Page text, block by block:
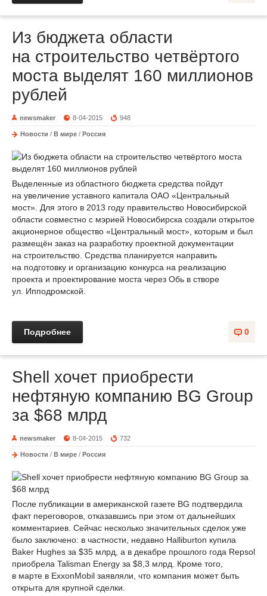
Из бюджета области
на строительство четвёртого
моста выделят 160 миллионов
рублей
newsmaker 8-04-2015 948
Новости / В мире / Россия
Выделенные из областного бюджета средства пойдут
на увеличение уставного капитала ОАО «Центральный
мост». Для этого в 2013 году правительство Новосибирской
области совместно с мэрией Новосибирска создали открытое
акционерное общество «Центральный мост», которым и был
размещён заказ на разработку проектной документации
на строительство. Средства планируется направить
на подготовку и организацию конкурса на реализацию
проекта и проектирование моста через Обь в створе
ул. Ипподромской.
0
Подробнее
Shell хочет приобрести
нефтяную компанию BG Group
за $68 млрд
newsmaker 8-04-2015 732
Новости / В мире / Россия
После публикации в американской газете BG подтвердила
факт переговоров, отказавшись при этом от дальнейших
комментариев. Сейчас несколько значительных сделок уже
было заключено: в частности, недавно Halliburton купила
Baker Hughes за $35 млрд, а в декабре прошлого года Repsol
приобрела Talisman Energy за $8,3 млрд. Кроме того,
в марте в ExxonMobil заявляли, что компания может быть
открыта для крупной сделки.